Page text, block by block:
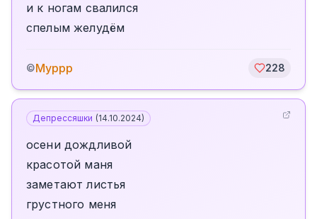
и к ногам свалился
спелым желудём
©Муррр 228
Депрессяшки (14.10.2024)
осени дождливой
красотой маня
заметают листья
грустного меня